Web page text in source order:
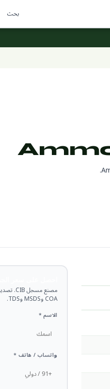
بحث
COA وMSDS وTDS.
الاسم *
واتساب / هاتف *